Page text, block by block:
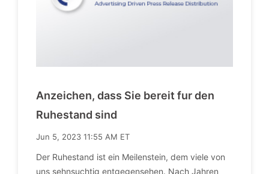
Anzeichen, dass Sie bereit fur den
Ruhestand sind
Jun 5, 2023 11:55 AM ET
Der Ruhestand ist ein Meilenstein, dem viele von
uns sehnsuchtig entgegensehen. Nach Jahren